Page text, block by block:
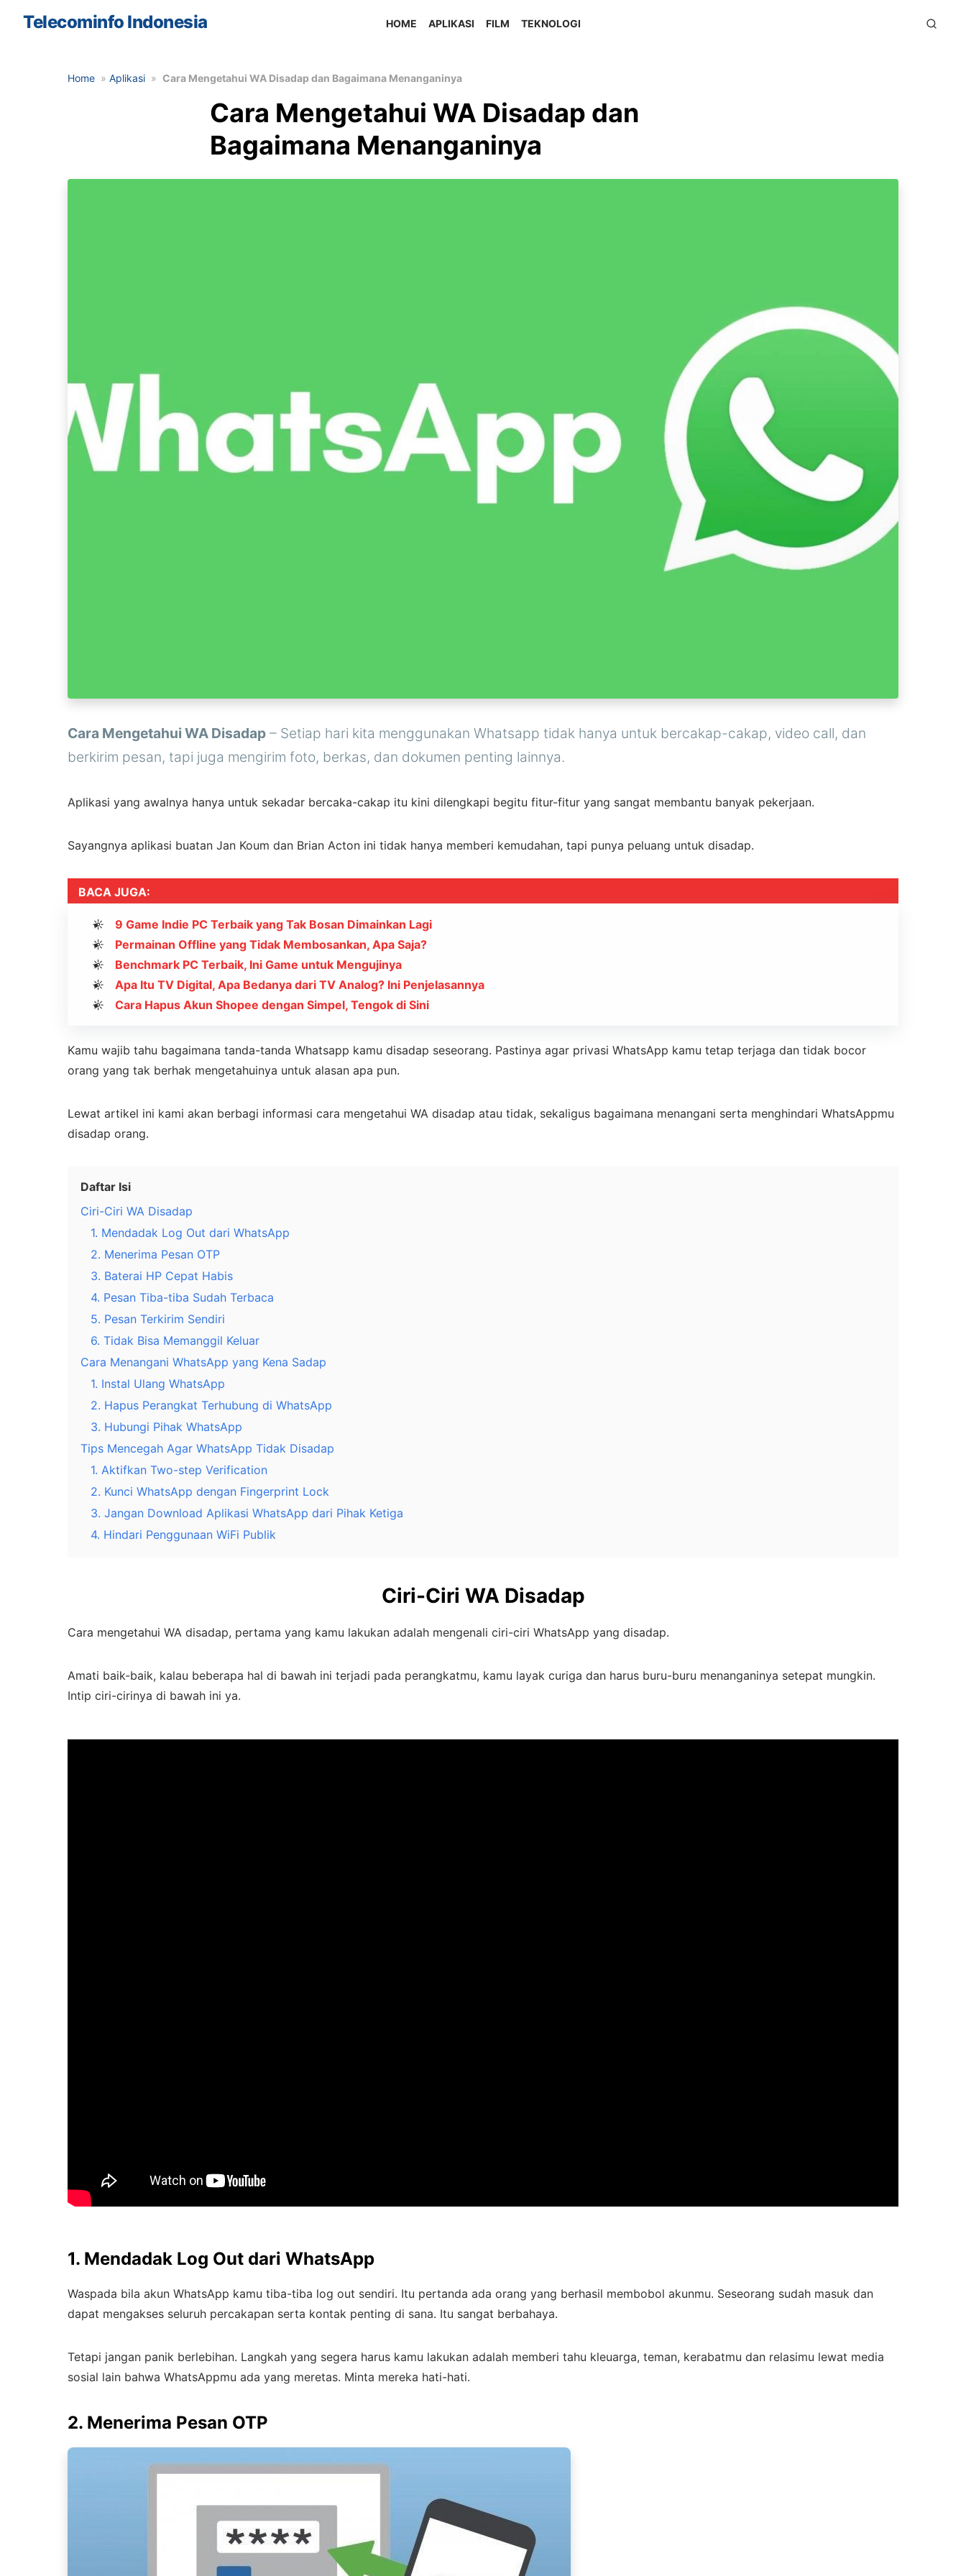
Telecominfo Indonesia HOME APLIKASI FILM TEKNOLOGI
Home » Aplikasi » Cara Mengetahui WA Disadap dan Bagaimana Menanganinya
Cara Mengetahui WA Disadap dan
Bagaimana Menanganinya
Cara Mengetahui WA Disadap – Setiap hari kita menggunakan Whatsapp tidak hanya untuk bercakap-cakap, video call, dan
berkirim pesan, tapi juga mengirim foto, berkas, dan dokumen penting lainnya.
Aplikasi yang awalnya hanya untuk sekadar bercaka-cakap itu kini dilengkapi begitu fitur-fitur yang sangat membantu banyak pekerjaan.
Sayangnya aplikasi buatan Jan Koum dan Brian Acton ini tidak hanya memberi kemudahan, tapi punya peluang untuk disadap.
BACA JUGA:
9 Game Indie PC Terbaik yang Tak Bosan Dimainkan Lagi
Permainan Offline yang Tidak Membosankan, Apa Saja?
Benchmark PC Terbaik, Ini Game untuk Mengujinya
Apa Itu TV Digital, Apa Bedanya dari TV Analog? Ini Penjelasannya
Cara Hapus Akun Shopee dengan Simpel, Tengok di Sini
Kamu wajib tahu bagaimana tanda-tanda Whatsapp kamu disadap seseorang. Pastinya agar privasi WhatsApp kamu tetap terjaga dan tidak bocor
orang yang tak berhak mengetahuinya untuk alasan apa pun.
Lewat artikel ini kami akan berbagi informasi cara mengetahui WA disadap atau tidak, sekaligus bagaimana menangani serta menghindari WhatsAppmu
disadap orang.
Daftar Isi
Ciri-Ciri WA Disadap
1. Mendadak Log Out dari WhatsApp
2. Menerima Pesan OTP
3. Baterai HP Cepat Habis
4. Pesan Tiba-tiba Sudah Terbaca
5. Pesan Terkirim Sendiri
6. Tidak Bisa Memanggil Keluar
Cara Menangani WhatsApp yang Kena Sadap
1. Instal Ulang WhatsApp
2. Hapus Perangkat Terhubung di WhatsApp
3. Hubungi Pihak WhatsApp
Tips Mencegah Agar WhatsApp Tidak Disadap
1. Aktifkan Two-step Verification
2. Kunci WhatsApp dengan Fingerprint Lock
3. Jangan Download Aplikasi WhatsApp dari Pihak Ketiga
4. Hindari Penggunaan WiFi Publik
Ciri-Ciri WA Disadap
Cara mengetahui WA disadap, pertama yang kamu lakukan adalah mengenali ciri-ciri WhatsApp yang disadap.
Amati baik-baik, kalau beberapa hal di bawah ini terjadi pada perangkatmu, kamu layak curiga dan harus buru-buru menanganinya setepat mungkin.
Intip ciri-cirinya di bawah ini ya.
1. Mendadak Log Out dari WhatsApp
Waspada bila akun WhatsApp kamu tiba-tiba log out sendiri. Itu pertanda ada orang yang berhasil membobol akunmu. Seseorang sudah masuk dan
dapat mengakses seluruh percakapan serta kontak penting di sana. Itu sangat berbahaya.
Tetapi jangan panik berlebihan. Langkah yang segera harus kamu lakukan adalah memberi tahu kleuarga, teman, kerabatmu dan relasimu lewat media
sosial lain bahwa WhatsAppmu ada yang meretas. Minta mereka hati-hati.
2. Menerima Pesan OTP